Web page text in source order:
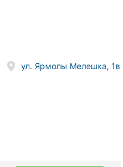
ул. Ярмолы Мелешка, 1в